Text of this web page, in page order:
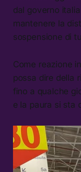
dal governo
mantenere la
sospensione di
Come reazione
possa dire della
fino a qualche
e la paura si sta